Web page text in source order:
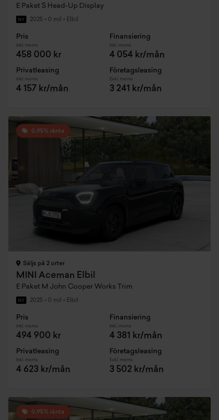
E Paket S Head-Up Display
NY 2025 • 0 mil • Elbil
Pris
Inkl. moms
458 000 kr
Finansiering
Inkl. moms
4 054 kr/mån
Privatleasing
Inkl. moms
4 157 kr/mån
Företagsleasing
Exkl. moms
3 241 kr/mån
0,95% ränta
Säljs på 2 orter
MINI Aceman Elbil
E Paket M John Cooper Works Trim
NY 2025 • 0 mil • Elbil
Pris
Inkl. moms
494 900 kr
Finansiering
Inkl. moms
4 381 kr/mån
Privatleasing
Inkl. moms
4 623 kr/mån
Företagsleasing
Exkl. moms
3 502 kr/mån
0,95% ränta